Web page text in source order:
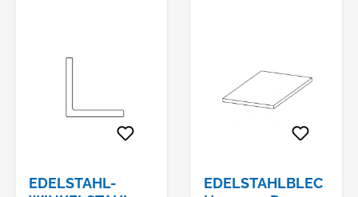
EDELSTAHL-
EDELSTAHLBLEC